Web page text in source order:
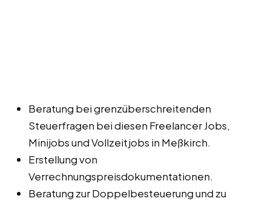
Beratung bei grenzüberschreitenden
Steuerfragen bei diesen Freelancer Jobs,
Minijobs und Vollzeitjobs in Meßkirch.
Erstellung von
Verrechnungspreisdokumentationen.
Beratung zur Doppelbesteuerung und zu